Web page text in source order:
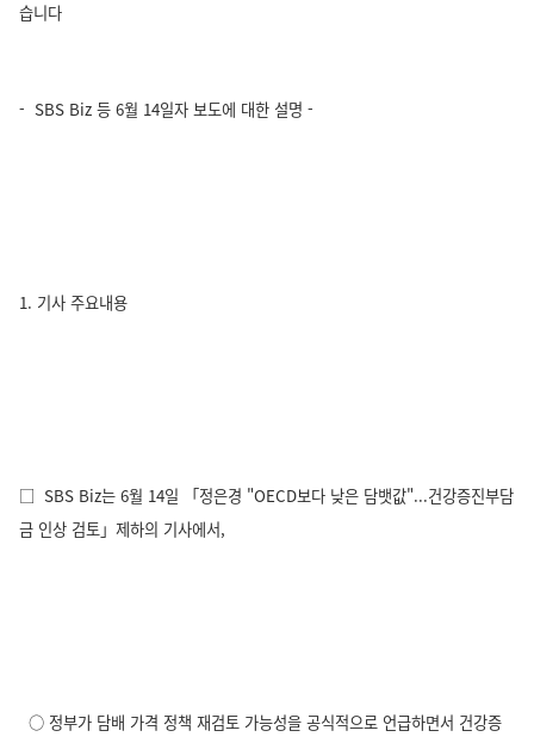
습니다
- SBS Biz 등 6월 14일자 보도에 대한 설명 -
1. 기사 주요내용
□ SBS Biz는 6월 14일 「정은경 "OECD보다 낮은 담뱃값"...건강증진부담
금 인상 검토」제하의 기사에서,
○ 정부가 담배 가격 정책 재검토 가능성을 공식적으로 언급하면서 건강증